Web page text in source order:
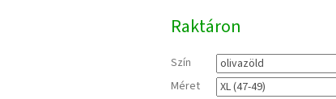
Raktáron
Szín
Méret